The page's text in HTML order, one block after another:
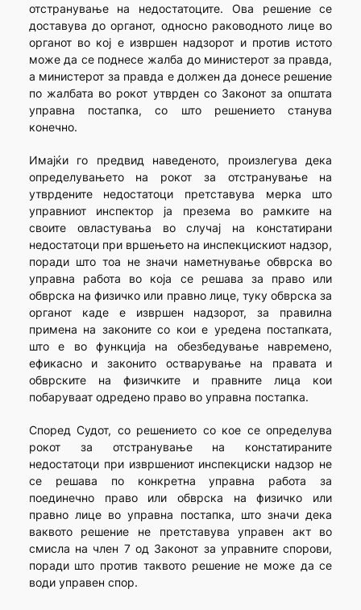
отстранување на недостатоците. Ова решение се
доставува до органот, односно раководното лице во
органот во кој е извршен надзорот и против истото
може да се поднесе жалба до министерот за правда,
а министерот за правда е должен да донесе решение
по жалбата во рокот утврден со Законот за општата
управна постапка, со што решението станува
конечно.
Имајќи го предвид наведеното, произлегува дека
определувањето на рокот за отстранување на
утврдените недостатоци претставува мерка што
управниот инспектор ја презема во рамките на
своите овластувања во случај на констатирани
недостатоци при вршењето на инспекцискиот надзор,
поради што тоа не значи наметнување обврска во
управна работа во која се решава за право или
обврска на физичко или правно лице, туку обврска за
органот каде е извршен надзорот, за правилна
примена на законите со кои е уредена постапката,
што е во функција на обезбедување навремено,
ефикасно и законито остварување на правата и
обврските на физичките и правните лица кои
побаруваат одредено право во управна постапка.
Според Судот, со решението со кое се определува
рокот за отстранување на констатираните
недостатоци при извршениот инспекциски надзор не
се решава по конкретна управна работа за
поединечно право или обврска на физичко или
правно лице во управна постапка, што значи дека
ваквото решение не претставува управен акт во
смисла на член 7 од Законот за управните спорови,
поради што против таквото решение не може да се
води управен спор.